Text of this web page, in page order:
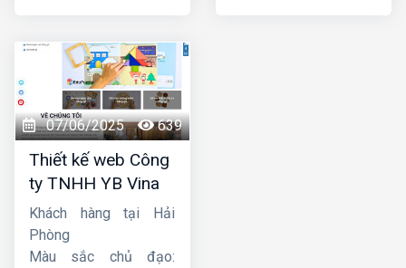
07/06/2025 639
Thiết kế web Công
ty TNHH YB Vina
Khách hàng tại Hải
Phòng
Màu sắc chủ đạo: